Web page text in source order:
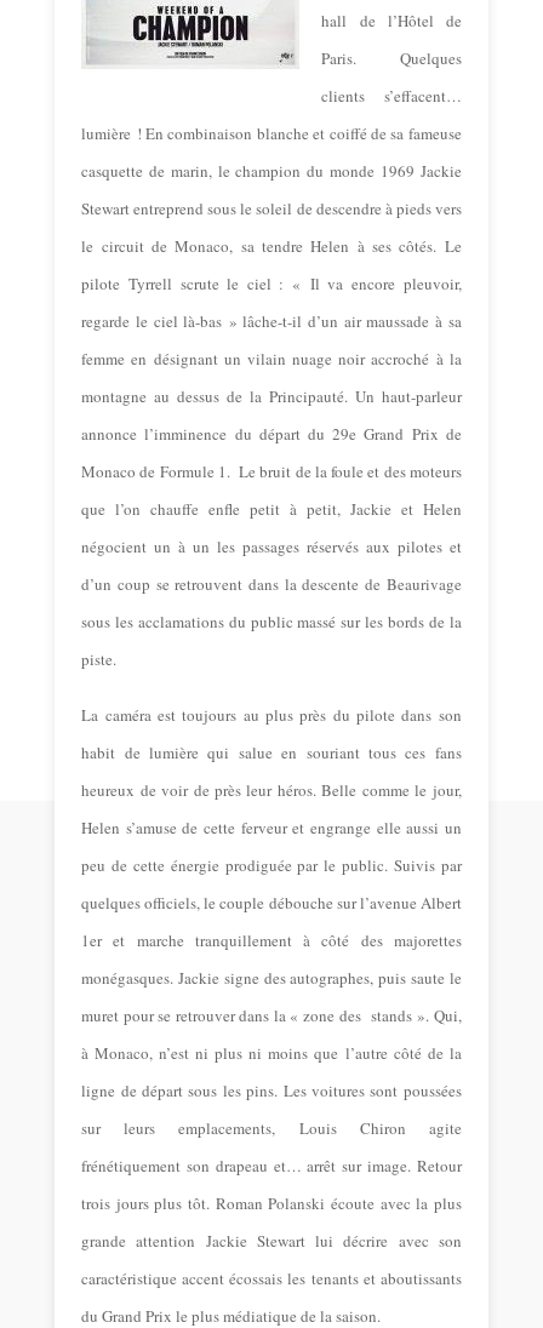
hall de l’Hôtel de
Paris. Quelques
clients s’effacent…
lumière ! En combinaison blanche et coiffé de sa fameuse
casquette de marin, le champion du monde 1969 Jackie
Stewart entreprend sous le soleil de descendre à pieds vers
le circuit de Monaco, sa tendre Helen à ses côtés. Le
pilote Tyrrell scrute le ciel : « Il va encore pleuvoir,
regarde le ciel là-bas » lâche-t-il d’un air maussade à sa
femme en désignant un vilain nuage noir accroché à la
montagne au dessus de la Principauté. Un haut-parleur
annonce l’imminence du départ du 29e Grand Prix de
Monaco de Formule 1. Le bruit de la foule et des moteurs
que l’on chauffe enfle petit à petit, Jackie et Helen
négocient un à un les passages réservés aux pilotes et
d’un coup se retrouvent dans la descente de Beaurivage
sous les acclamations du public massé sur les bords de la
piste.
La caméra est toujours au plus près du pilote dans son
habit de lumière qui salue en souriant tous ces fans
heureux de voir de près leur héros. Belle comme le jour,
Helen s’amuse de cette ferveur et engrange elle aussi un
peu de cette énergie prodiguée par le public. Suivis par
quelques officiels, le couple débouche sur l’avenue Albert
1er et marche tranquillement à côté des majorettes
monégasques. Jackie signe des autographes, puis saute le
muret pour se retrouver dans la « zone des stands ». Qui,
à Monaco, n’est ni plus ni moins que l’autre côté de la
ligne de départ sous les pins. Les voitures sont poussées
sur leurs emplacements, Louis Chiron agite
frénétiquement son drapeau et… arrêt sur image. Retour
trois jours plus tôt. Roman Polanski écoute avec la plus
grande attention Jackie Stewart lui décrire avec son
caractéristique accent écossais les tenants et aboutissants
du Grand Prix le plus médiatique de la saison.